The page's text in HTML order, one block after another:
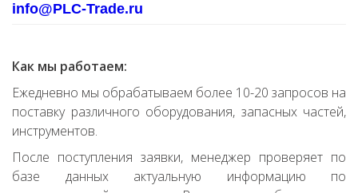
info@PLC-Trade.ru
Как мы работаем:
Ежедневно мы обрабатываем более 10-20 запросов на
поставку различного оборудования, запасных частей,
инструментов.
После поступления заявки, менеджер проверяет по
базе данных актуальную информацию по